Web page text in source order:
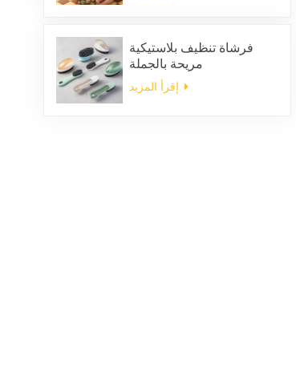
فرشاة تنظيف بلاستيكية
مريحة بالجملة